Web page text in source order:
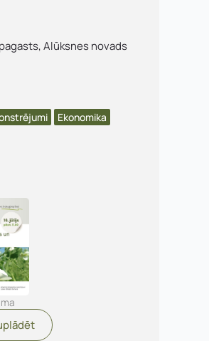
Alūksnes novads
Ekonomika